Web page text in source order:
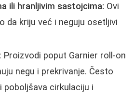
ili hranljivim sastojcima: Ovi
da kriju već i neguju osetljivi
Proizvodi poput Garnier roll-on
negu i prekrivanje. Često
poboljšava cirkulaciju i